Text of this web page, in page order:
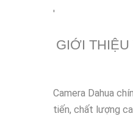
'
GIỚI
Camera Dahua
tiến, chất lượng